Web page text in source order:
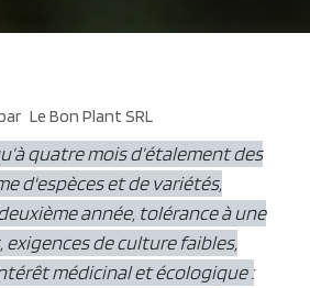
Le Bon Plant SRL
quatre mois d’étalement des
d'espèces et de variétés,
année, tolérance à une
de culture faibles,
médicinal et écologique :